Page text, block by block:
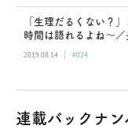
「生理だるくない？
時間は語れるよね〜／
2019.08.14 | #024
連載バックナン